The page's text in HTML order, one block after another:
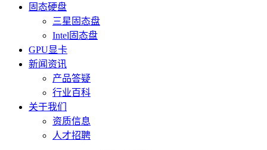
固态硬盘
三星固态盘
Intel固态盘
GPU显卡
新闻资讯
产品答疑
行业百科
关于我们
资质信息
人才招聘